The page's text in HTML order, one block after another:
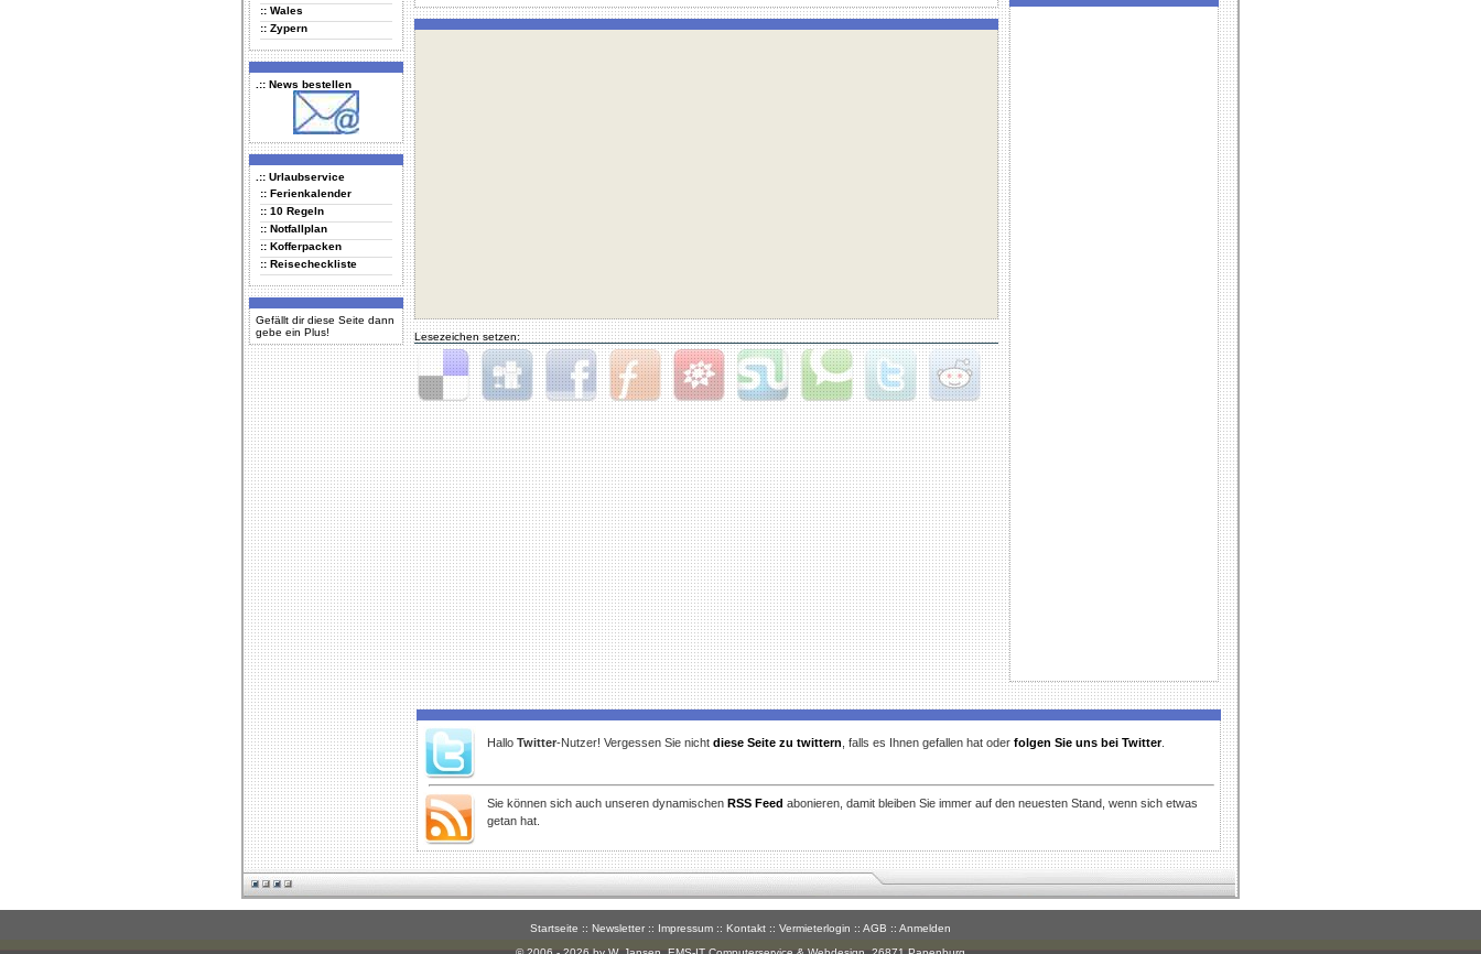
:: Wales
:: Zypern
.:: News bestellen
.:: Urlaubservice
:: Ferienkalender
:: 10 Regeln
:: Notfallplan
:: Kofferpacken
:: Reisecheckliste
Gefällt dir diese Seite dann
gebe ein Plus!
Lesezeichen setzen:
Delicious Digg Facebook Furl StudiVZ StumbleUponTechnorati Twitter Reddit
Hallo Twitter-Nutzer! Vergessen Sie nicht diese Seite zu twittern , falls es Ihnen gefallen hat oder folgen Sie uns bei Twitter.
Sie können sich auch unseren dynamischen RSS Feed abonieren, damit bleiben Sie immer auf den neuesten Stand, wenn sich etwas
getan hat.
Startseite :: Newsletter :: Impressum :: Kontakt :: Vermieterlogin :: AGB :: Anmelden